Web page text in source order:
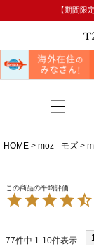
【期間限
HOME moz - モズ
77件中 1-10件表示 1